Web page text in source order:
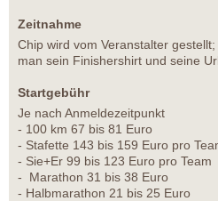
Zeitnahme
Chip wird vom Veranstalter
man sein Finishershirt und seine
Startgebühr
Je nach Anmeldezeitpunkt
- 100 km 67 bis 81 Euro
- Stafette 143 bis 159 Euro pro
- Sie+Er 99 bis 123 Euro pro Team
- Marathon 31 bis 38 Euro
- Halbmarathon 21 bis 25 Euro